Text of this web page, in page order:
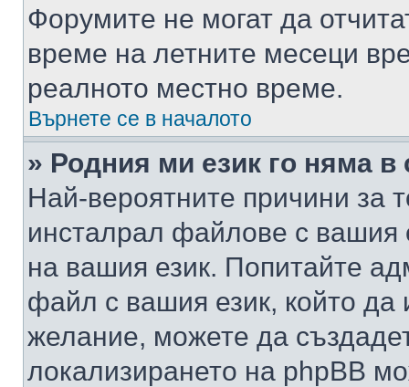
Форумите не могат да
време на летните месеци
реалното местно време.
Върнете се в началото
» Родния ми език го няма в
Най-вероятните причини за
инсталрал файлове с вашия
на вашия език. Попитайте
файл с вашия език, който да
желание, можете да
локализирането на phpBB